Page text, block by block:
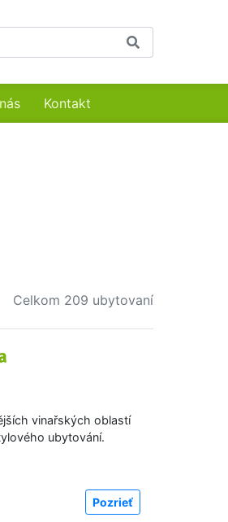
Kontakt
Celkom 209 ubytovaní
vinařských oblastí
ubytování.
Pozrieť